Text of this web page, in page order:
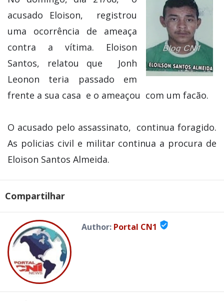
acusado Eloison, registrou
uma ocorrência de ameaça
contra a vítima. Eloison
Santos, relatou que Jonh
Leonon teria passado em
frente a sua casa e o ameaçou com um facão.
O acusado pelo assassinato, continua foragido.
As policias civil e militar continua a procura de
Eloison Santos Almeida.
Compartilhar
Author: Portal CN1 verified_user